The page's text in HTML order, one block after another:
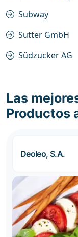
Subway
Sutter GmbH
Südzucker AG
Las
Productos
Deoleo, S.A.